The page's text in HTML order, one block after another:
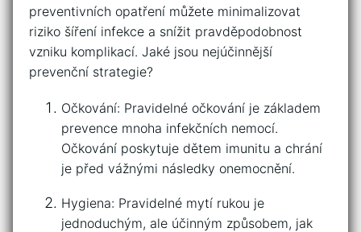
preventivních opatření můžete ⁢minimalizovat
‌riziko ​šíření ‍infekce ⁤a‍ snížit pravděpodobnost
vzniku komplikací. Jaké jsou⁣ nejúčinnější
prevenční strategie?
Očkování: Pravidelné očkování je základem
prevence mnoha infekčních⁤ nemocí.
Očkování ‍poskytuje dětem imunitu ‍a ​chrání ​
je ‍před vážnými ⁣následky onemocnění.
Hygiena: Pravidelné mytí rukou je
jednoduchým, ale účinným způsobem, jak‍